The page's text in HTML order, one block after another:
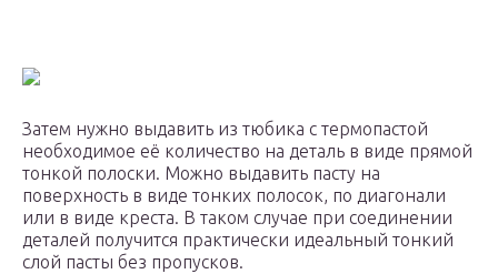
Затем нужно выдавить из тюбика с термопастой
необходимое её количество на деталь в виде прямой
тонкой полоски. Можно выдавить пасту на
поверхность в виде тонких полосок, по диагонали
или в виде креста. В таком случае при соединении
деталей получится практически идеальный тонкий
слой пасты без пропусков.